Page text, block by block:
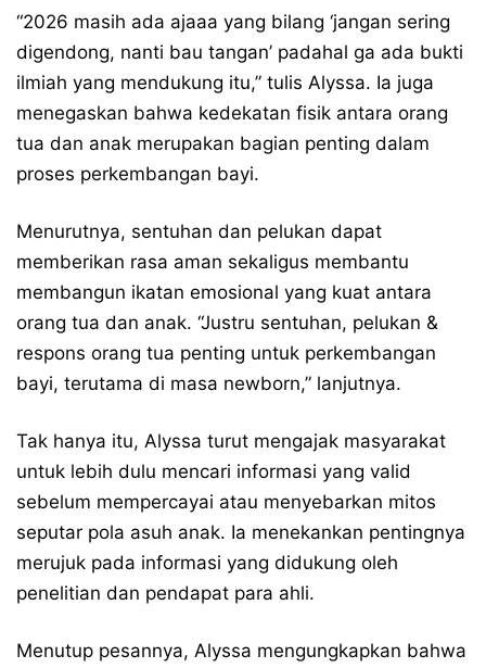
“2026 masih ada ajaaa yang bilang ‘jangan sering
digendong, nanti bau tangan’ padahal ga ada bukti
ilmiah yang mendukung itu,” tulis Alyssa. Ia juga
menegaskan bahwa kedekatan fisik antara orang
tua dan anak merupakan bagian penting dalam
proses perkembangan bayi.
Menurutnya, sentuhan dan pelukan dapat
memberikan rasa aman sekaligus membantu
membangun ikatan emosional yang kuat antara
orang tua dan anak. “Justru sentuhan, pelukan &
respons orang tua penting untuk perkembangan
bayi, terutama di masa newborn,” lanjutnya.
Tak hanya itu, Alyssa turut mengajak masyarakat
untuk lebih dulu mencari informasi yang valid
sebelum mempercayai atau menyebarkan mitos
seputar pola asuh anak. Ia menekankan pentingnya
merujuk pada informasi yang didukung oleh
penelitian dan pendapat para ahli.
Menutup pesannya, Alyssa mengungkapkan bahwa